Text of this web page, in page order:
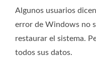
Algunos usuarios
error de Windows no
restaurar el sistema.
todos sus datos.